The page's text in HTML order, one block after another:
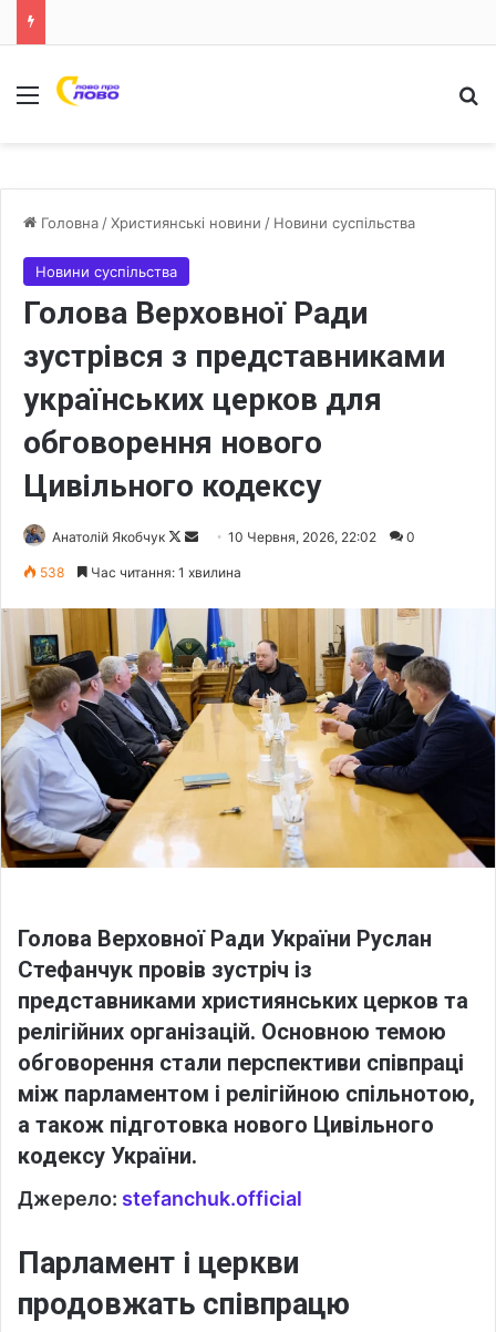
Меню
Головна /Християнські новини / Новини суспільства
Новини суспільства
Голова Верховної Ради
зустрівся з представниками
українських церков для
обговорення нового
Цивільного кодексу
Анатолій Якобчук
F
o
w
o
n
X
a
n
e
m
i
10 Червня, 2026, 22:02 0
538 Час читання: 1 хвилина
Голова Верховної Ради України Руслан
Стефанчук провів зустріч із
представниками християнських церков та
релігійних організацій. Основною темою
обговорення стали перспективи співпраці
між парламентом і релігійною спільнотою,
а також підготовка нового Цивільного
кодексу України.
Джерело: stefanchuk.official
Парламент і церкви
продовжать співпрацю